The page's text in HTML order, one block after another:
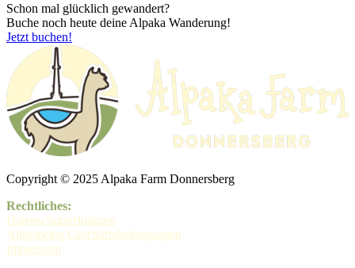
Varianten
auf.
Die
Optionen
können
auf
der
Produktseite
gewählt
werden
Schon mal glücklich gewandert?
Buche noch heute deine Alpaka Wanderung!
Jetzt buchen!
Copyright © 2025 Alpaka Farm Donnersberg
Rechtliches:
Datenschutzerklärung
Allgemeine Geschäftsbedingungen
Impressum